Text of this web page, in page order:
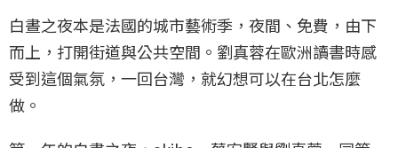
白晝之夜本是法國的城市藝術季，夜間、免費，由下
而上，打開街道與公共空間。劉真蓉在歐洲讀書時感
受到這個氣氛，一回台灣，就幻想可以在台北怎麼
做。